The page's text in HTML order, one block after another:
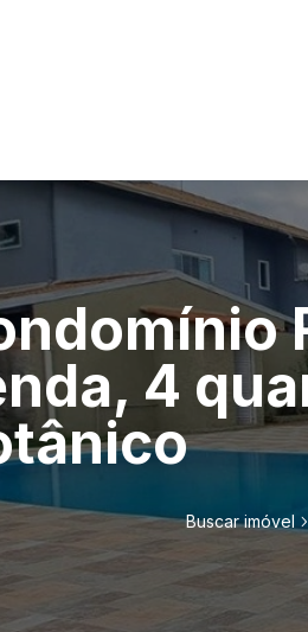
4
Buscar imóvel